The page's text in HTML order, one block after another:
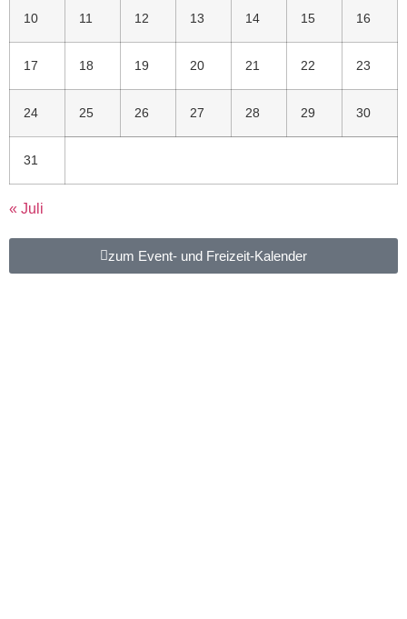
10 11 12 13 14 15 16
17 18 19 20 21 22 23
24 25 26 27 28 29 30
31
« Juli
zum Event- und Freizeit-Kalender